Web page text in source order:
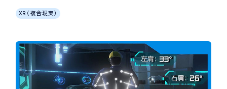
XR（複合現実）